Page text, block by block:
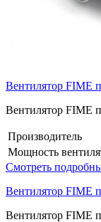
Вентилятор FIME
Вентилятор FIME
Производитель
Мощность
Смотреть
Вентилятор FIME
Вентилятор FIME